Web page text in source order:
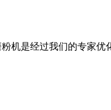
机是经过我们的专家优